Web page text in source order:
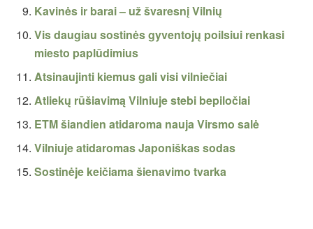
Kavinės ir barai – už švaresnį Vilnių
Vis daugiau sostinės gyventojų poilsiui renkasi
miesto paplūdimius
Atsinaujinti kiemus gali visi vilniečiai
Atliekų rūšiavimą Vilniuje stebi bepiločiai
ETM šiandien atidaroma nauja Virsmo salė
Vilniuje atidaromas Japoniškas sodas
Sostinėje keičiama šienavimo tvarka